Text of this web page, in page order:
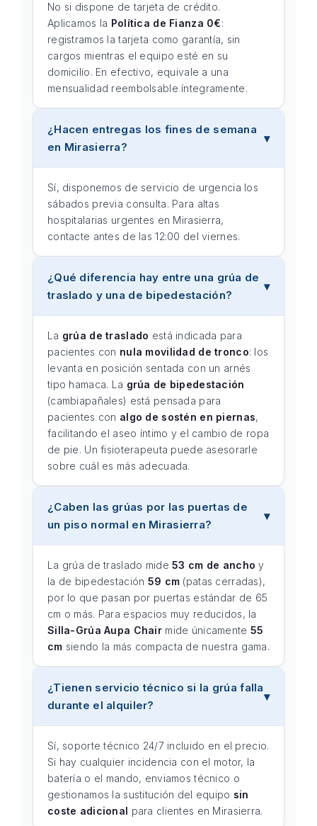
No si dispone de tarjeta de crédito.
Aplicamos la Política de Fianza 0€:
registramos la tarjeta como garantía, sin
cargos mientras el equipo esté en su
domicilio. En efectivo, equivale a una
mensualidad reembolsable íntegramente.
¿Hacen entregas los fines de semana
en Mirasierra?
Sí, disponemos de servicio de urgencia los
sábados previa consulta. Para altas
hospitalarias urgentes en Mirasierra,
contacte antes de las 12:00 del viernes.
¿Qué diferencia hay entre una grúa de
traslado y una de bipedestación?
La grúa de traslado está indicada para
pacientes con nula movilidad de tronco: los
levanta en posición sentada con un arnés
tipo hamaca. La grúa de bipedestación
(cambiapañales) está pensada para
pacientes con algo de sostén en piernas,
facilitando el aseo íntimo y el cambio de ropa
de pie. Un fisioterapeuta puede asesorarle
sobre cuál es más adecuada.
¿Caben las grúas por las puertas de
un piso normal en Mirasierra?
La grúa de traslado mide53 cm de ancho y
la de bipedestación 59 cm (patas cerradas),
por lo que pasan por puertas estándar de 65
cm o más. Para espacios muy reducidos, la
Silla-Grúa Aupa Chair mide únicamente 55
cm siendo la más compacta de nuestra gama.
¿Tienen servicio técnico si la grúa falla
durante el alquiler?
Sí, soporte técnico 24/7 incluido en el precio.
Si hay cualquier incidencia con el motor, la
batería o el mando, enviamos técnico o
gestionamos la sustitución del equipo sin
coste adicional para clientes en Mirasierra.